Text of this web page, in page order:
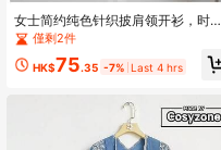
女士简约纯色针织披肩领开衫，时尚
百搭，优雅肩部披肩，适合在空调房
内穿着。
僅剩2件
HK$75.35 -7% Last 4 hrs